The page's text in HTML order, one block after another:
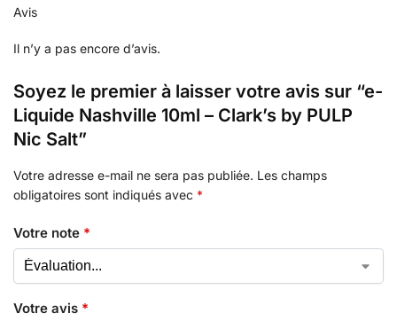
Avis
Il n’y a pas encore d’avis.
Soyez le premier à laisser votre avis sur “e-
Liquide Nashville 10ml – Clark’s by PULP
Nic Salt”
Votre adresse e-mail ne sera pas publiée. Les champs
obligatoires sont indiqués avec *
Votre note *
Votre avis *